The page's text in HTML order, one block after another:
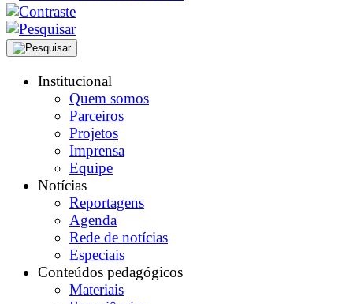
Institucional
Quem somos
Parceiros
Projetos
Imprensa
Equipe
Notícias
Reportagens
Agenda
Rede de notícias
Especiais
Conteúdos pedagógicos
Materiais